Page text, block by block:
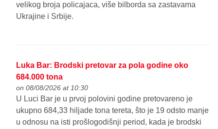
velikog broja policajaca, više bilborda sa zastavama
Ukrajine i Srbije.
Luka Bar: Brodski pretovar za pola godine oko
684.000 tona
on 08/08/2026 at 10:30
U Luci Bar je u prvoj polovini godine pretovareno je
ukupno 684,33 hiljade tona tereta, što je 19 odsto manje
u odnosu na isti prošlogodišnji period, kada je brodski